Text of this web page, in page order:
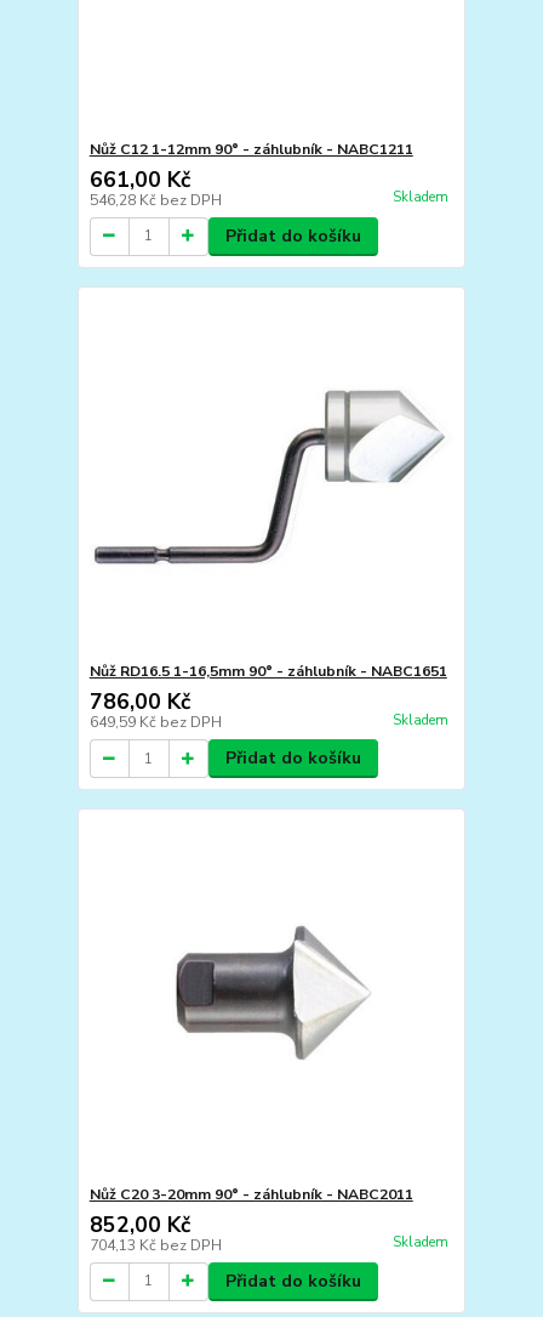
Nůž C12 1-12mm 90° - záhlubník - NABC1211
661,00 Kč
546,28 Kč bez DPH Skladem
Přidat do košíku
Nůž RD16.5 1-16,5mm 90° - záhlubník - NABC1651
786,00 Kč
649,59 Kč bez DPH Skladem
Přidat do košíku
Nůž C20 3-20mm 90° - záhlubník - NABC2011
852,00 Kč
704,13 Kč bez DPH Skladem
Přidat do košíku